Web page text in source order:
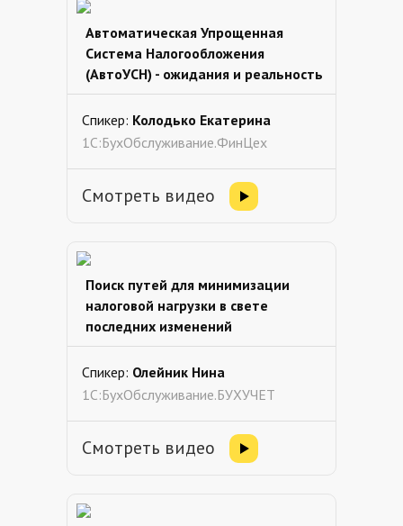
Автоматическая Упрощенная
Система Налогообложения
(АвтоУСН) - ожидания и реальность
Спикер: Колодько Екатерина
1С:БухОбслуживание.ФинЦех
Смотреть видео
Поиск путей для минимизации
налоговой нагрузки в свете
последних изменений
Спикер: Олейник Нина
1С:БухОбслуживание.БУХУЧЕТ
Смотреть видео